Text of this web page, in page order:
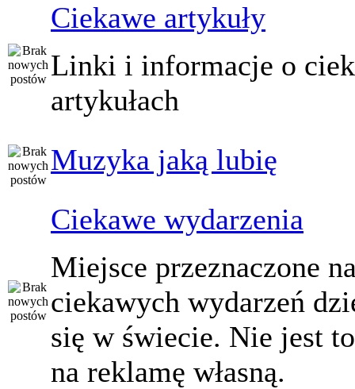
Ciekawe artykuły
Linki i informacje o
artykułach
Muzyka jaką lubię
Ciekawe wydarzenia
Miejsce przeznaczone
ciekawych wydarzeń
się w świecie. Nie jest
na reklamę własną.